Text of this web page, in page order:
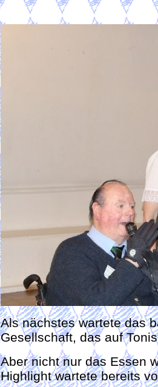
Als nächstes wartete das
Gesellschaft, das auf
Aber nicht nur das Essen
Highlight wartete bereits